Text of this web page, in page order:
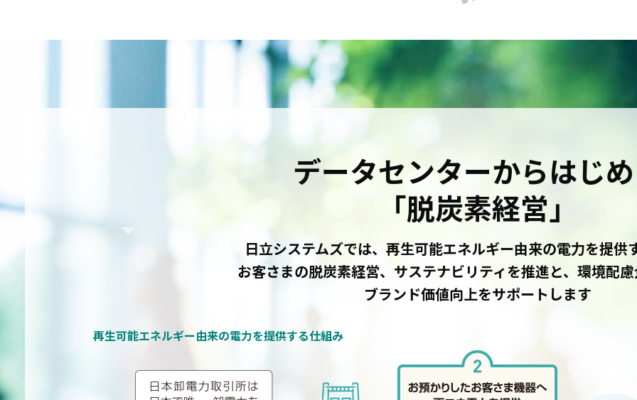
データセンターからはじ
「脱炭素経営」
日立システムズでは、再生可能エネルギー由来の電力を提供
お客さまの脱炭素経営、サステナビリティを推進と、環境配
ブランド価値向上をサポートします
再生可能エネルギー由来の電力を提供する仕組み